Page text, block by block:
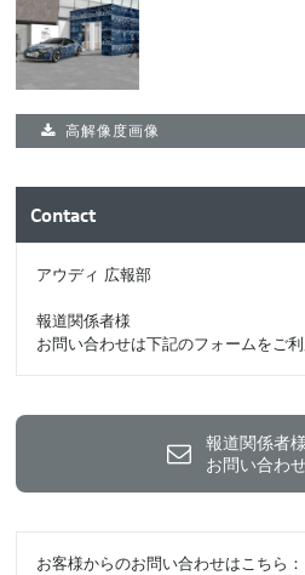
高解像度画像
Contact
アウディ 広報部
報道関係者様
お問い合わせは下記のフォームをご
報道関係者
お問い合わ
お客様からのお問い合わせはこちら：